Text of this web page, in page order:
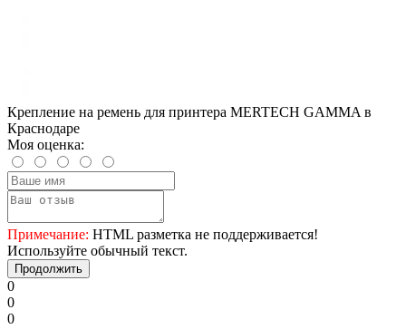
Крепление на ремень для принтера MERTECH GAMMA в
Краснодаре
Моя оценка:
Примечание: HTML разметка не поддерживается!
Используйте обычный текст.
Продолжить
0
0
0